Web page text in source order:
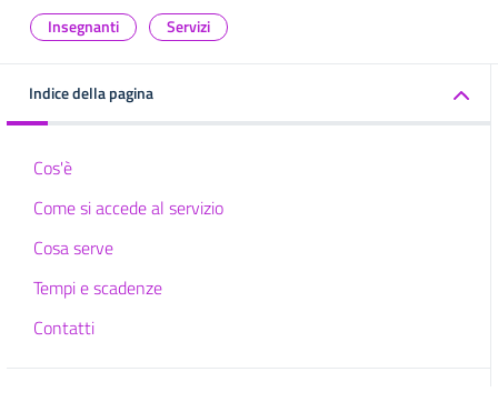
Insegnanti Servizi
Indice della pagina
Cos'è
Come si accede al servizio
Cosa serve
Tempi e scadenze
Contatti